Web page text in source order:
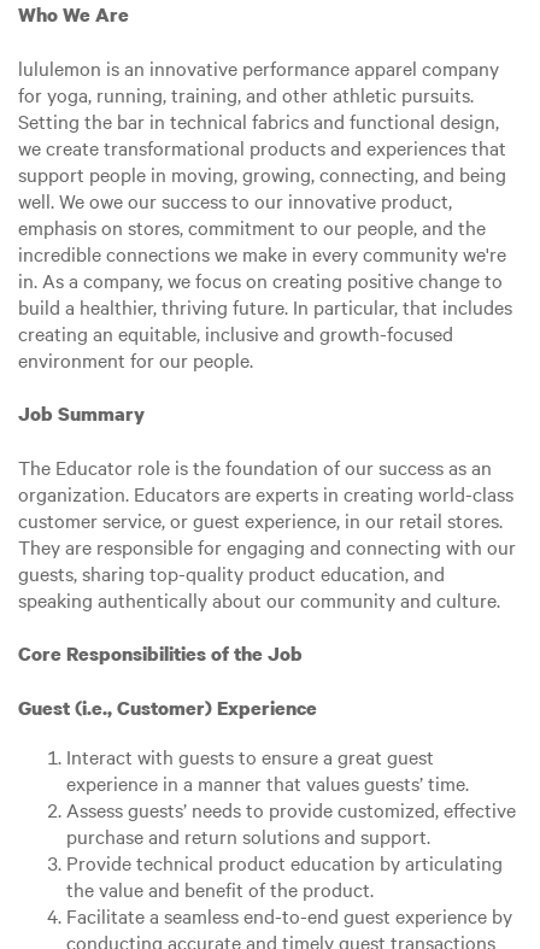
Who We Are
lululemon is an innovative performance apparel company
for yoga, running, training, and other athletic pursuits.
Setting the bar in technical fabrics and functional design,
we create transformational products and experiences that
support people in moving, growing, connecting, and being
well. We owe our success to our innovative product,
emphasis on stores, commitment to our people, and the
incredible connections we make in every community we're
in. As a company, we focus on creating positive change to
build a healthier, thriving future. In particular, that includes
creating an equitable, inclusive and growth-focused
environment for our people.
Job Summary
The Educator role is the foundation of our success as an
organization. Educators are experts in creating world-class
customer service, or guest experience, in our retail stores.
They are responsible for engaging and connecting with our
guests, sharing top-quality product education, and
speaking authentically about our community and culture.
Core Responsibilities of the Job
Guest (i.e., Customer) Experience
Interact with guests to ensure a great guest
experience in a manner that values guests’ time.
Assess guests’ needs to provide customized, effective
purchase and return solutions and support.
Provide technical product education by articulating
the value and benefit of the product.
Facilitate a seamless end-to-end guest experience by
conducting accurate and timely guest transactions